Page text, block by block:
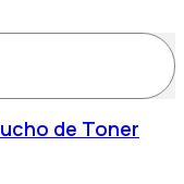
de Toner